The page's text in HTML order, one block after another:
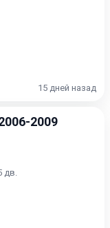
15 дней назад
2009
дв.